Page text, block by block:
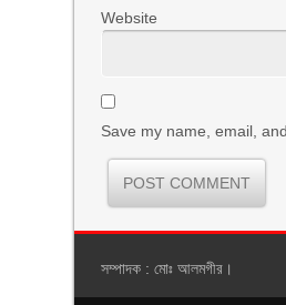
Website
Save my name, email,
সম্পাদক : মোঃ আলমগীর।